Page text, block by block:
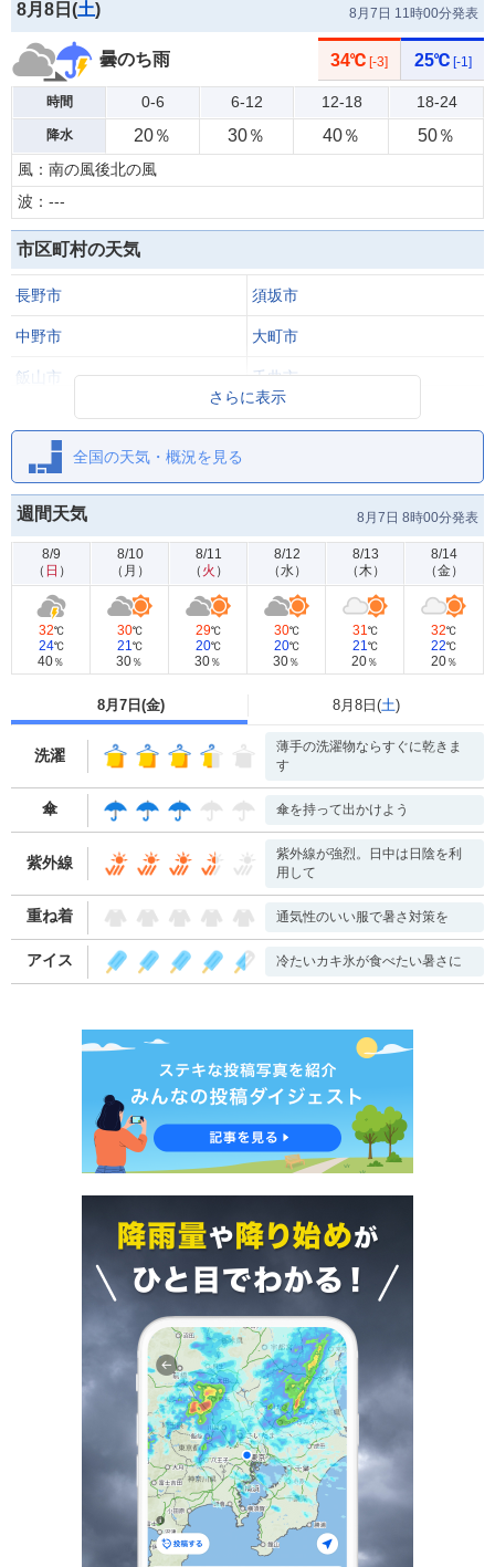
8月8日(土) 8月7日 11時00分発表
曇のち雨 34℃ [-3] 25℃ [-1]
時間 0-6 6-12 12-18 18-24
降水 20％ 30％ 40％ 50％
風：南の風後北の風
波：---
市区町村の天気
長野市 須坂市
中野市 大町市
飯山市 千曲市
松川村
白馬村
坂城町 小布施町
さらに表示
全国の天気・概況を見る
週間天気 8月7日 8時00分発表
8/9
（ 日 ）
8/10
（ 月 ）
8/11
（ 火 ）
8/12
（水）
8/13
（木）
8/14
（金）
32℃
24℃
40％
30℃
21℃
30％
29℃
20℃
30％
30℃
20℃
30％
31℃
21℃
20％
32℃
22℃
20％
8月7日(金) 8月8日(土)
洗濯
薄手の洗濯物ならすぐに乾きま
す
傘 傘を持って出かけよう
紫外線
紫外線が強烈。日中は日陰を利
用して
重ね着 通気性のいい服で暑さ対策を
アイス 冷たいカキ氷が食べたい暑さに